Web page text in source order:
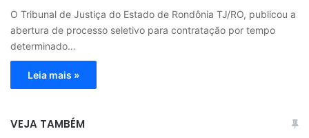
O Tribunal de Justiça do Estado de Rondônia TJ/RO, publicou a
abertura de processo seletivo para contratação por tempo
determinado…
Leia mais »
VEJA TAMBÉM